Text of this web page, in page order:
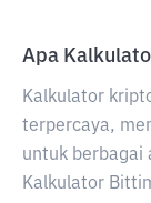
Apa
Kalkulator
terpercaya,
untuk berbagai
Kalkulator